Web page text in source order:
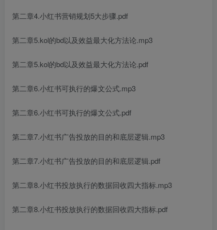
第二章4.小红书营销规划5大步骤.pdf
第二章5.kol的bd以及效益最大化方法论.mp3
第二章5.kol的bd以及效益最大化方法论.pdf
第二章6.小红书可执行的爆文公式.mp3
第二章6.小红书可执行的爆文公式.pdf
第二章7.小红书广告投放的目的和底层逻辑.mp3
第二章7.小红书广告投放的目的和底层逻辑.pdf
第二章8.小红书投放执行的数据回收四大指标.mp3
第二章8.小红书投放执行的数据回收四大指标.pdf